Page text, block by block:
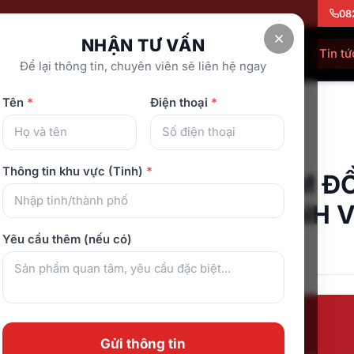
Showroom Về chúng tôi Tra cứu bảo hành Tin
HÀNH CÙNG SỨC KHỎE GIA ĐÌNH VIỆT
Massage
HẾT CỠ MỪNG 5 NĂM
SỨC KHỎE GIA ĐÌNH
9, 2025
NHẬN TƯ VẤN
Để lại thông tin, chuyên viên sẽ liên hệ ngay
Tên * Điện thoại *
Thông tin khu vực (Tỉnh) *
Yêu cầu thêm (nếu có)
Gửi thông tin